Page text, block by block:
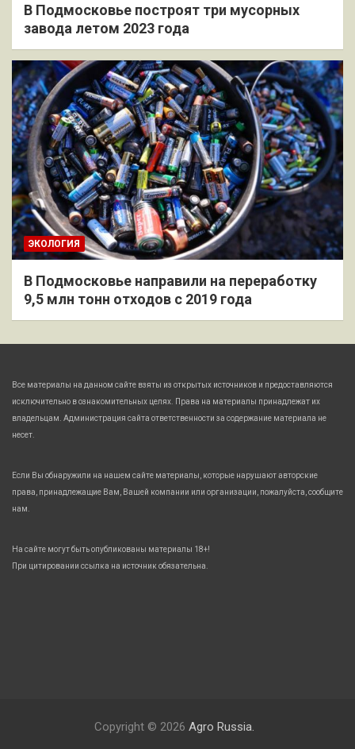
В Подмосковье построят три мусорных
завода летом 2023 года
ЭКОЛОГИЯ
В Подмосковье направили на переработку
9,5 млн тонн отходов с 2019 года
Все материалы на данном сайте взяты из открытых источников и предоставляются
исключительно в ознакомительных целях. Права на материалы принадлежат их
владельцам. Администрация сайта ответственности за содержание материала не
несет.
Если Вы обнаружили на нашем сайте материалы, которые нарушают авторские
права, принадлежащие Вам, Вашей компании или организации, пожалуйста, сообщите
нам.
На сайте могут быть опубликованы материалы 18+!
При цитировании ссылка на источник обязательна.
Copyright © 2026 Agro Russia.